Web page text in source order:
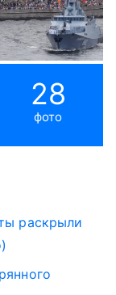
28
фото
раскрыли